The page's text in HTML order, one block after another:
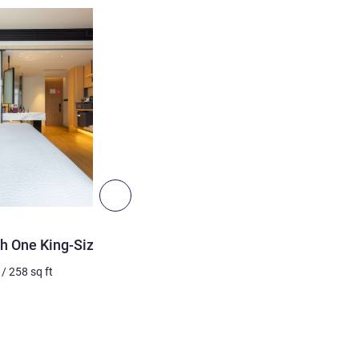
ถัดไป - ห้องพัก
One King-Size Bed
/258 sq ft